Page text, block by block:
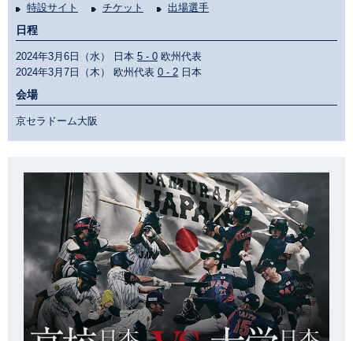
特設サイト チケット 出場選手
日程
2024年3月6日（水） 日本 5 - 0 欧州代表
2024年3月7日（木） 欧州代表 0 - 2 日本
会場
京セラドーム大阪